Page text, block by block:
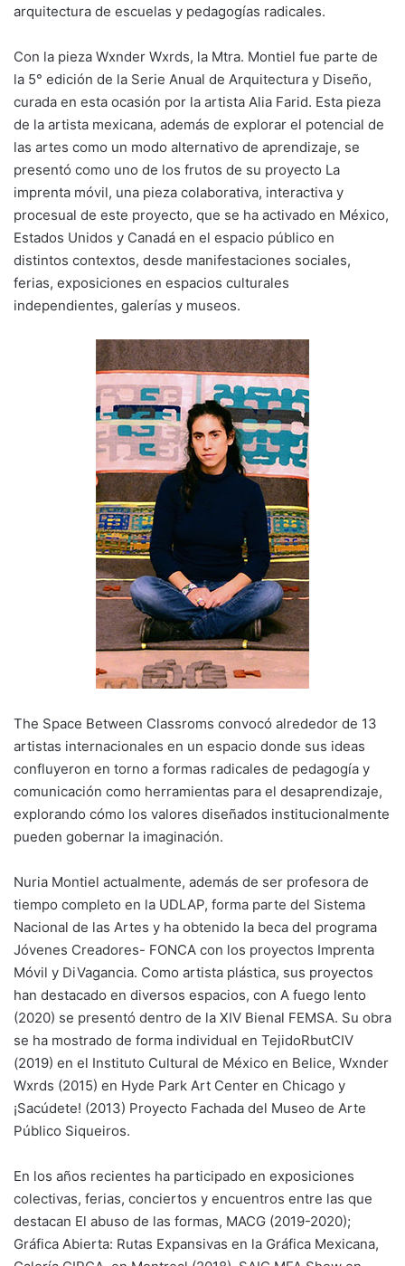
arquitectura de escuelas y pedagogías radicales.
Con la pieza Wxnder Wxrds, la Mtra. Montiel fue parte de
la 5° edición de la Serie Anual de Arquitectura y Diseño,
curada en esta ocasión por la artista Alia Farid. Esta pieza
de la artista mexicana, además de explorar el potencial de
las artes como un modo alternativo de aprendizaje, se
presentó como uno de los frutos de su proyecto La
imprenta móvil, una pieza colaborativa, interactiva y
procesual de este proyecto, que se ha activado en México,
Estados Unidos y Canadá en el espacio público en
distintos contextos, desde manifestaciones sociales,
ferias, exposiciones en espacios culturales
independientes, galerías y museos.
The Space Between Classroms convocó alrededor de 13
artistas internacionales en un espacio donde sus ideas
confluyeron en torno a formas radicales de pedagogía y
comunicación como herramientas para el desaprendizaje,
explorando cómo los valores diseñados institucionalmente
pueden gobernar la imaginación.
Nuria Montiel actualmente, además de ser profesora de
tiempo completo en la UDLAP, forma parte del Sistema
Nacional de las Artes y ha obtenido la beca del programa
Jóvenes Creadores- FONCA con los proyectos Imprenta
Móvil y DiVagancia. Como artista plástica, sus proyectos
han destacado en diversos espacios, con A fuego lento
(2020) se presentó dentro de la XIV Bienal FEMSA. Su obra
se ha mostrado de forma individual en TejidoRbutCIV
(2019) en el Instituto Cultural de México en Belice, Wxnder
Wxrds (2015) en Hyde Park Art Center en Chicago y
¡Sacúdete! (2013) Proyecto Fachada del Museo de Arte
Público Siqueiros.
En los años recientes ha participado en exposiciones
colectivas, ferias, conciertos y encuentros entre las que
destacan El abuso de las formas, MACG (2019-2020);
Gráfica Abierta: Rutas Expansivas en la Gráfica Mexicana,